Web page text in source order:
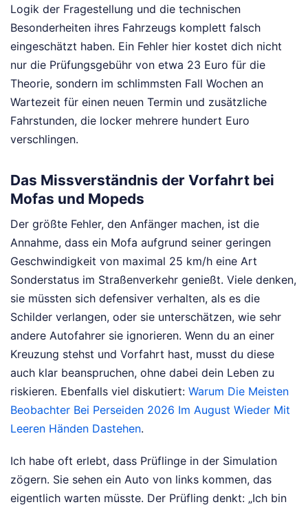
Logik der Fragestellung und die technischen
Besonderheiten ihres Fahrzeugs komplett falsch
eingeschätzt haben. Ein Fehler hier kostet dich nicht
nur die Prüfungsgebühr von etwa 23 Euro für die
Theorie, sondern im schlimmsten Fall Wochen an
Wartezeit für einen neuen Termin und zusätzliche
Fahrstunden, die locker mehrere hundert Euro
verschlingen.
Das Missverständnis der Vorfahrt bei
Mofas und Mopeds
Der größte Fehler, den Anfänger machen, ist die
Annahme, dass ein Mofa aufgrund seiner geringen
Geschwindigkeit von maximal 25 km/h eine Art
Sonderstatus im Straßenverkehr genießt. Viele denken,
sie müssten sich defensiver verhalten, als es die
Schilder verlangen, oder sie unterschätzen, wie sehr
andere Autofahrer sie ignorieren. Wenn du an einer
Kreuzung stehst und Vorfahrt hast, musst du diese
auch klar beanspruchen, ohne dabei dein Leben zu
riskieren. Ebenfalls viel diskutiert: Warum Die Meisten
Beobachter Bei Perseiden 2026 Im August Wieder Mit
Leeren Händen Dastehen.
Ich habe oft erlebt, dass Prüflinge in der Simulation
zögern. Sie sehen ein Auto von links kommen, das
eigentlich warten müsste. Der Prüfling denkt: „Ich bin